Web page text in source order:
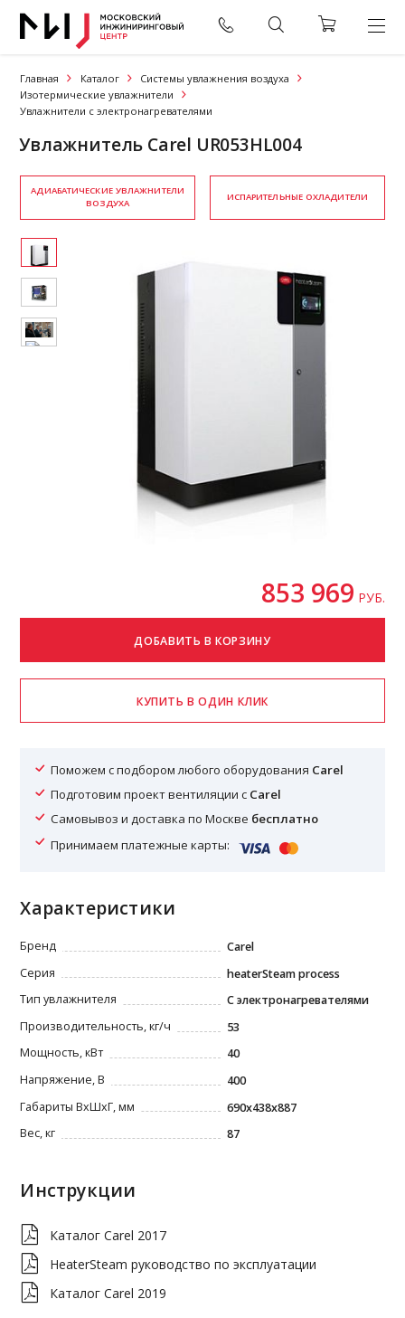
Главная Каталог
Системы увлажнения воздуха
Изотермические увлажнители
Увлажнители с электронагревателями
Увлажнитель Carel UR053HL004
АДИАБАТИЧЕСКИЕ УВЛАЖНИТЕЛИ
ВОЗДУХА
ИСПАРИТЕЛЬНЫЕ ОХЛАДИТЕЛИ
853 969 РУБ.
Поможем с подбором любого оборудования Carel
Подготовим проект вентиляции с Carel
Самовывоз и доставка по Москве бесплатно
Принимаем платежные карты:
Характеристики
Бренд
Carel
Серия
heaterSteam process
Тип увлажнителя
С электронагревателями
Производительность, кг/ч
53
Мощность, кВт
40
Напряжение, В
400
Габариты ВxШxГ, мм
690х438x887
Вес, кг
87
Инструкции
Каталог Carel 2017
HeaterSteam руководство по эксплуатации
Каталог Carel 2019